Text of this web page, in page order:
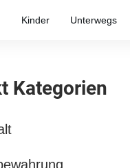
Kinder Unterwegs
Kategorien